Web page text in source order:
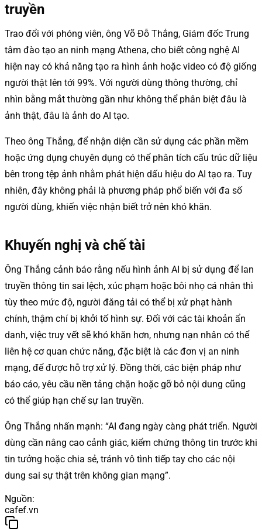
truyền
Trao đổi với phóng viên, ông Võ Đỗ Thắng, Giám đốc Trung
tâm đào tạo an ninh mạng Athena, cho biết công nghệ AI
hiện nay có khả năng tạo ra hình ảnh hoặc video có độ giống
người thật lên tới 99%. Với người dùng thông thường, chỉ
nhìn bằng mắt thường gần như không thể phân biệt đâu là
ảnh thật, đâu là ảnh do AI tạo.
Theo ông Thắng, để nhận diện cần sử dụng các phần mềm
hoặc ứng dụng chuyên dụng có thể phân tích cấu trúc dữ liệu
bên trong tệp ảnh nhằm phát hiện dấu hiệu do AI tạo ra. Tuy
nhiên, đây không phải là phương pháp phổ biến với đa số
người dùng, khiến việc nhận biết trở nên khó khăn.
Khuyến nghị và chế tài
Ông Thắng cảnh báo rằng nếu hình ảnh AI bị sử dụng để lan
truyền thông tin sai lệch, xúc phạm hoặc bôi nhọ cá nhân thì
tùy theo mức độ, người đăng tải có thể bị xử phạt hành
chính, thậm chí bị khởi tố hình sự. Đối với các tài khoản ẩn
danh, việc truy vết sẽ khó khăn hơn, nhưng nạn nhân có thể
liên hệ cơ quan chức năng, đặc biệt là các đơn vị an ninh
mạng, để được hỗ trợ xử lý. Đồng thời, các biện pháp như
báo cáo, yêu cầu nền tảng chặn hoặc gỡ bỏ nội dung cũng
có thể giúp hạn chế sự lan truyền.
Ông Thắng nhấn mạnh: “AI đang ngày càng phát triển. Người
dùng cần nâng cao cảnh giác, kiểm chứng thông tin trước khi
tin tưởng hoặc chia sẻ, tránh vô tình tiếp tay cho các nội
dung sai sự thật trên không gian mạng”.
Nguồn:
cafef.vn